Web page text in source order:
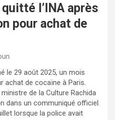
l’INA après
pour achat de
le 29 août 2025, un mois
achat de cocaïne à Paris.
de la Culture Rachida
dans un communiqué officiel.
lorsque la police avait